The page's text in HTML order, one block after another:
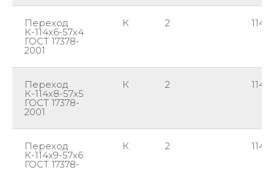
Переход
К-114х6-57х4
ГОСТ 17378-
2001
К 2 114
Переход
К-114х8-57х5
ГОСТ 17378-
2001
К 2 114
Переход
К-114х9-57х6
ГОСТ 17378-
К 2 114